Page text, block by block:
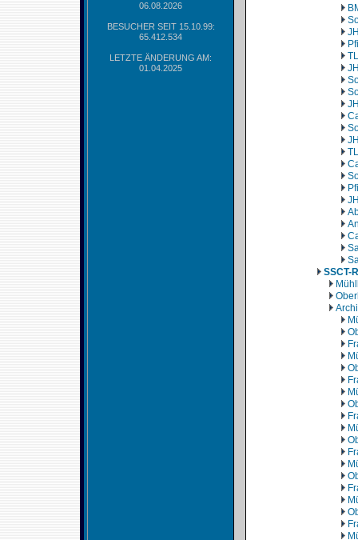
06.08.2026
BESUCHER SEIT 15.10.99:
65.412.534
LETZTE ÄNDERUNG AM:
01.04.2025
SSCT-